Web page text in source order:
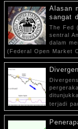
Alasan
sangat
The Fed
sentral
dalam
(Federal Open Market
terjadi